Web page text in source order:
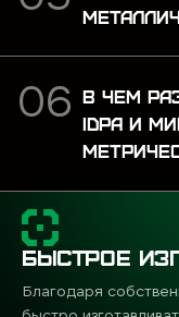
В ЧЕМ
IDPA И
БЫСТРОЕ
Благодаря